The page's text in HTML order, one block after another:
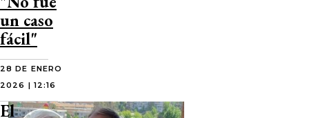
un caso
fácil"
28 DE ENERO
2026 | 12:16
El